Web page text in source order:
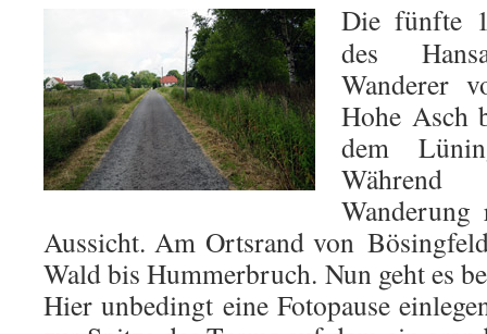
Die fünfte
des
Wanderer
Hohe Asch
dem
Aussicht. Am Ortsrand von
Wald bis Hummerbruch. Nun geht es
Hier unbedingt eine Fotopause